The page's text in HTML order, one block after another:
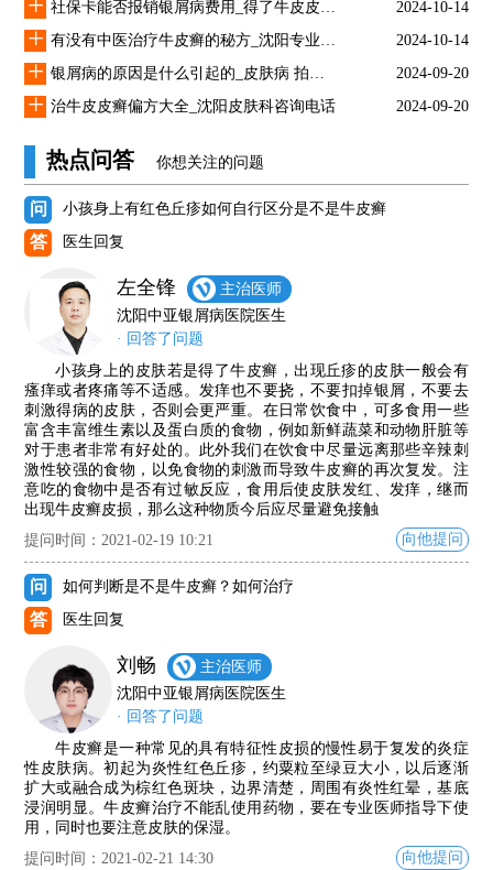
社保卡能否报销银屑病费用_得了牛皮皮癣怎么治疗 2024-10-14
+ 有没有中医治疗牛皮癣的秘方_沈阳专业银屑医院 2024-10-14
+ 银屑病的原因是什么引起的_皮肤病 拍图识别 2024-09-20
+ 治牛皮皮癣偏方大全_沈阳皮肤科咨询电话 2024-09-20
热点问答 你想关注的问题
问 小孩身上有红色丘疹如何自行区分是不是牛皮癣
答 医生回复
左全锋
主治医师
沈阳中亚银屑病医院医生
· 回答了问题
小孩身上的皮肤若是得了牛皮癣，出现丘疹的皮肤一般会有
瘙痒或者疼痛等不适感。发痒也不要挠，不要扣掉银屑，不要去
刺激得病的皮肤，否则会更严重。在日常饮食中，可多食用一些
富含丰富维生素以及蛋白质的食物，例如新鲜蔬菜和动物肝脏等
对于患者非常有好处的。此外我们在饮食中尽量远离那些辛辣刺
激性较强的食物，以免食物的刺激而导致牛皮癣的再次复发。注
意吃的食物中是否有过敏反应，食用后使皮肤发红、发痒，继而
出现牛皮癣皮损，那么这种物质今后应尽量避免接触
提问时间：2021-02-19 10:21
向他提问
问 如何判断是不是牛皮癣？如何治疗
答 医生回复
刘畅
主治医师
沈阳中亚银屑病医院医生
· 回答了问题
牛皮癣是一种常见的具有特征性皮损的慢性易于复发的炎症
性皮肤病。初起为炎性红色丘疹，约粟粒至绿豆大小，以后逐渐
扩大或融合成为棕红色斑块，边界清楚，周围有炎性红晕，基底
浸润明显。牛皮癣治疗不能乱使用药物，要在专业医师指导下使
用，同时也要注意皮肤的保湿。
提问时间：2021-02-21 14:30
向他提问